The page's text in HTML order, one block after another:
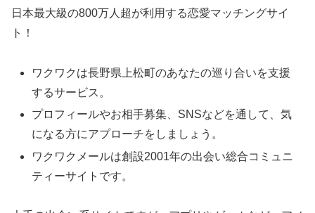
日本最大級の800万人超が利用する恋愛マッチングサイ
ト！
ワクワクは長野県上松町のあなたの巡り合いを支援
するサービス。
プロフィールやお相手募集、SNSなどを通して、気
になる方にアプローチをしましょう。
ワクワクメールは創設2001年の出会い総合コミュニ
ティーサイトです。